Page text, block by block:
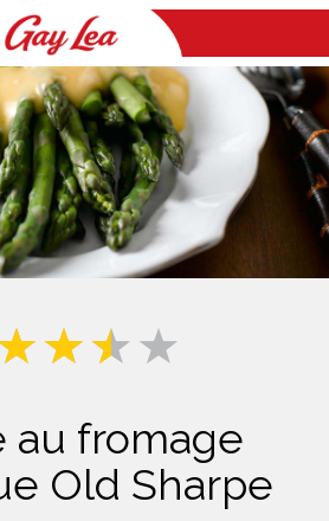
au fromage
Old Sharpe